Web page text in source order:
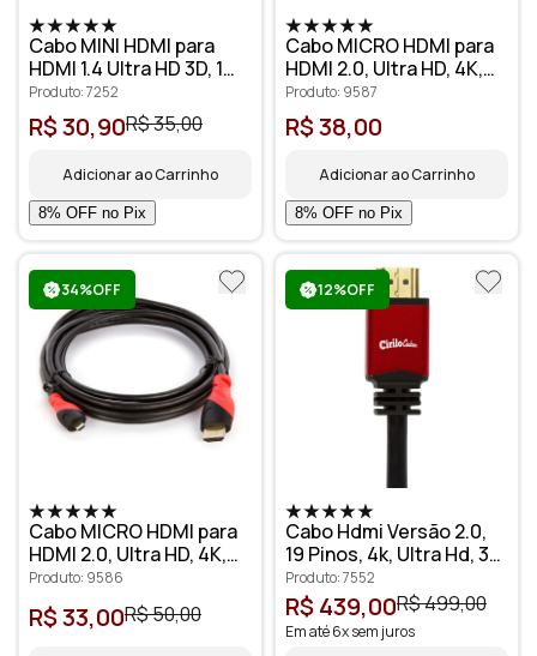
Cabo MINI HDMI para
HDMI 1.4 Ultra HD 3D, 1
metro - Cirilo Cabos
Produto: 7252
R$ 30,90R$ 35,00
Adicionar ao Carrinho
Cabo MICRO HDMI para
HDMI 2.0, Ultra HD, 4K,
3D, 3 metros
Produto: 9587
R$ 38,00
Adicionar ao Carrinho
34%OFF
Cabo MICRO HDMI para
HDMI 2.0, Ultra HD, 4K,
3D, 2 metros
Produto: 9586
R$ 33,00R$ 50,00
12%OFF
Cabo Hdmi Versão 2.0,
19 Pinos, 4k, Ultra Hd, 3d
- 25 Metros
Produto: 7552
R$ 439,00R$ 499,00
Em até 6x sem juros